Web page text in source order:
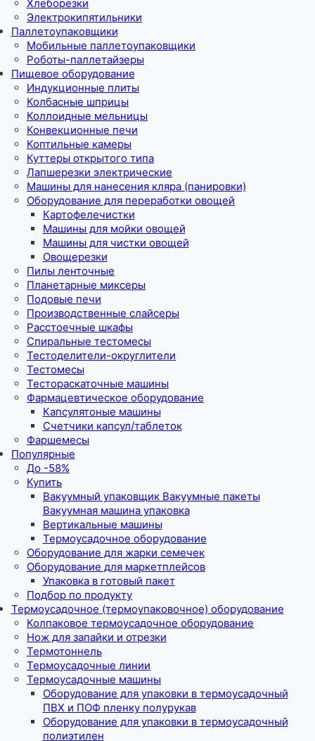
Хлеборезки
Электрокипятильники
Паллетоупаковщики
Мобильные паллетоупаковщики
Роботы-паллетайзеры
Пищевое оборудование
Индукционные плиты
Колбасные шприцы
Коллоидные мельницы
Конвекционные печи
Коптильные камеры
Куттеры открытого типа
Лапшерезки электрические
Машины для нанесения кляра (панировки)
Оборудование для переработки овощей
Картофелечистки
Машины для мойки овощей
Машины для чистки овощей
Овощерезки
Пилы ленточные
Планетарные миксеры
Подовые печи
Производственные слайсеры
Расстоечные шкафы
Спиральные тестомесы
Тестоделители-округлители
Тестомесы
Тестораскаточные машины
Фармацевтическое оборудование
Капсулятоные машины
Счетчики капсул/таблеток
Фаршемесы
Популярные
До -58%
Купить
Вакуумный упаковщик Вакуумные пакеты
Вакуумная машина упаковка
Вертикальные машины
Термоусадочное оборудование
Оборудование для жарки семечек
Оборудование для маркетплейсов
Упаковка в готовый пакет
Подбор по продукту
Термоусадочное (термоупаковочное) оборудование
Колпаковое термоусадочное оборудование
Нож для запайки и отрезки
Термотоннель
Термоусадочные линии
Термоусадочные машины
Оборудование для упаковки в термоусадочный
ПВХ и ПОФ пленку полурукав
Оборудование для упаковки в термоусадочный
полиэтилен